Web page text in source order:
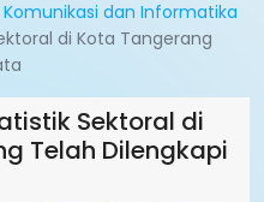
Komunikasi dan Informatika
di Kota Tangerang
Sektoral di
Telah Dilengkapi